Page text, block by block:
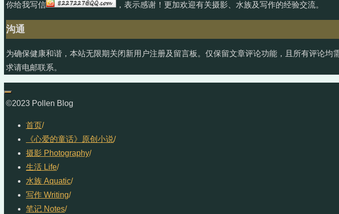
你给我写信
，表示感谢！更加欢迎有关摄影、水族及写作的经验交流。
沟通
为确保健康和谐，本站无限期关闭新用户注册及留言板。仅保留文章评论功能，且所有评论均
求请电邮联系。
©2023 Pollen Blog
首页/
《心爱的童话》原创小说/
摄影 Photography/
生活 Life/
水族 Aquatic/
写作 Writing/
笔记 Notes/